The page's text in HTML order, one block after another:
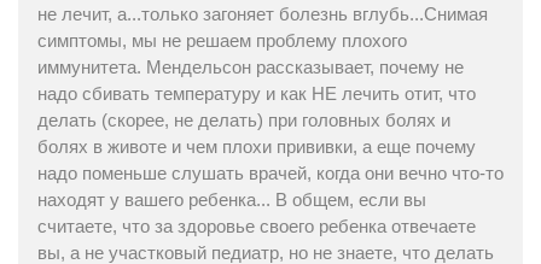
не лечит, а...только загоняет болезнь вглубь...Снимая
симптомы, мы не решаем проблему плохого
иммунитета. Мендельсон рассказывает, почему не
надо сбивать температуру и как НЕ лечить отит, что
делать (скорее, не делать) при головных болях и
болях в животе и чем плохи прививки, а еще почему
надо поменьше слушать врачей, когда они вечно что-то
находят у вашего ребенка... В общем, если вы
считаете, что за здоровье своего ребенка отвечаете
вы, а не участковый педиатр, но не знаете, что делать